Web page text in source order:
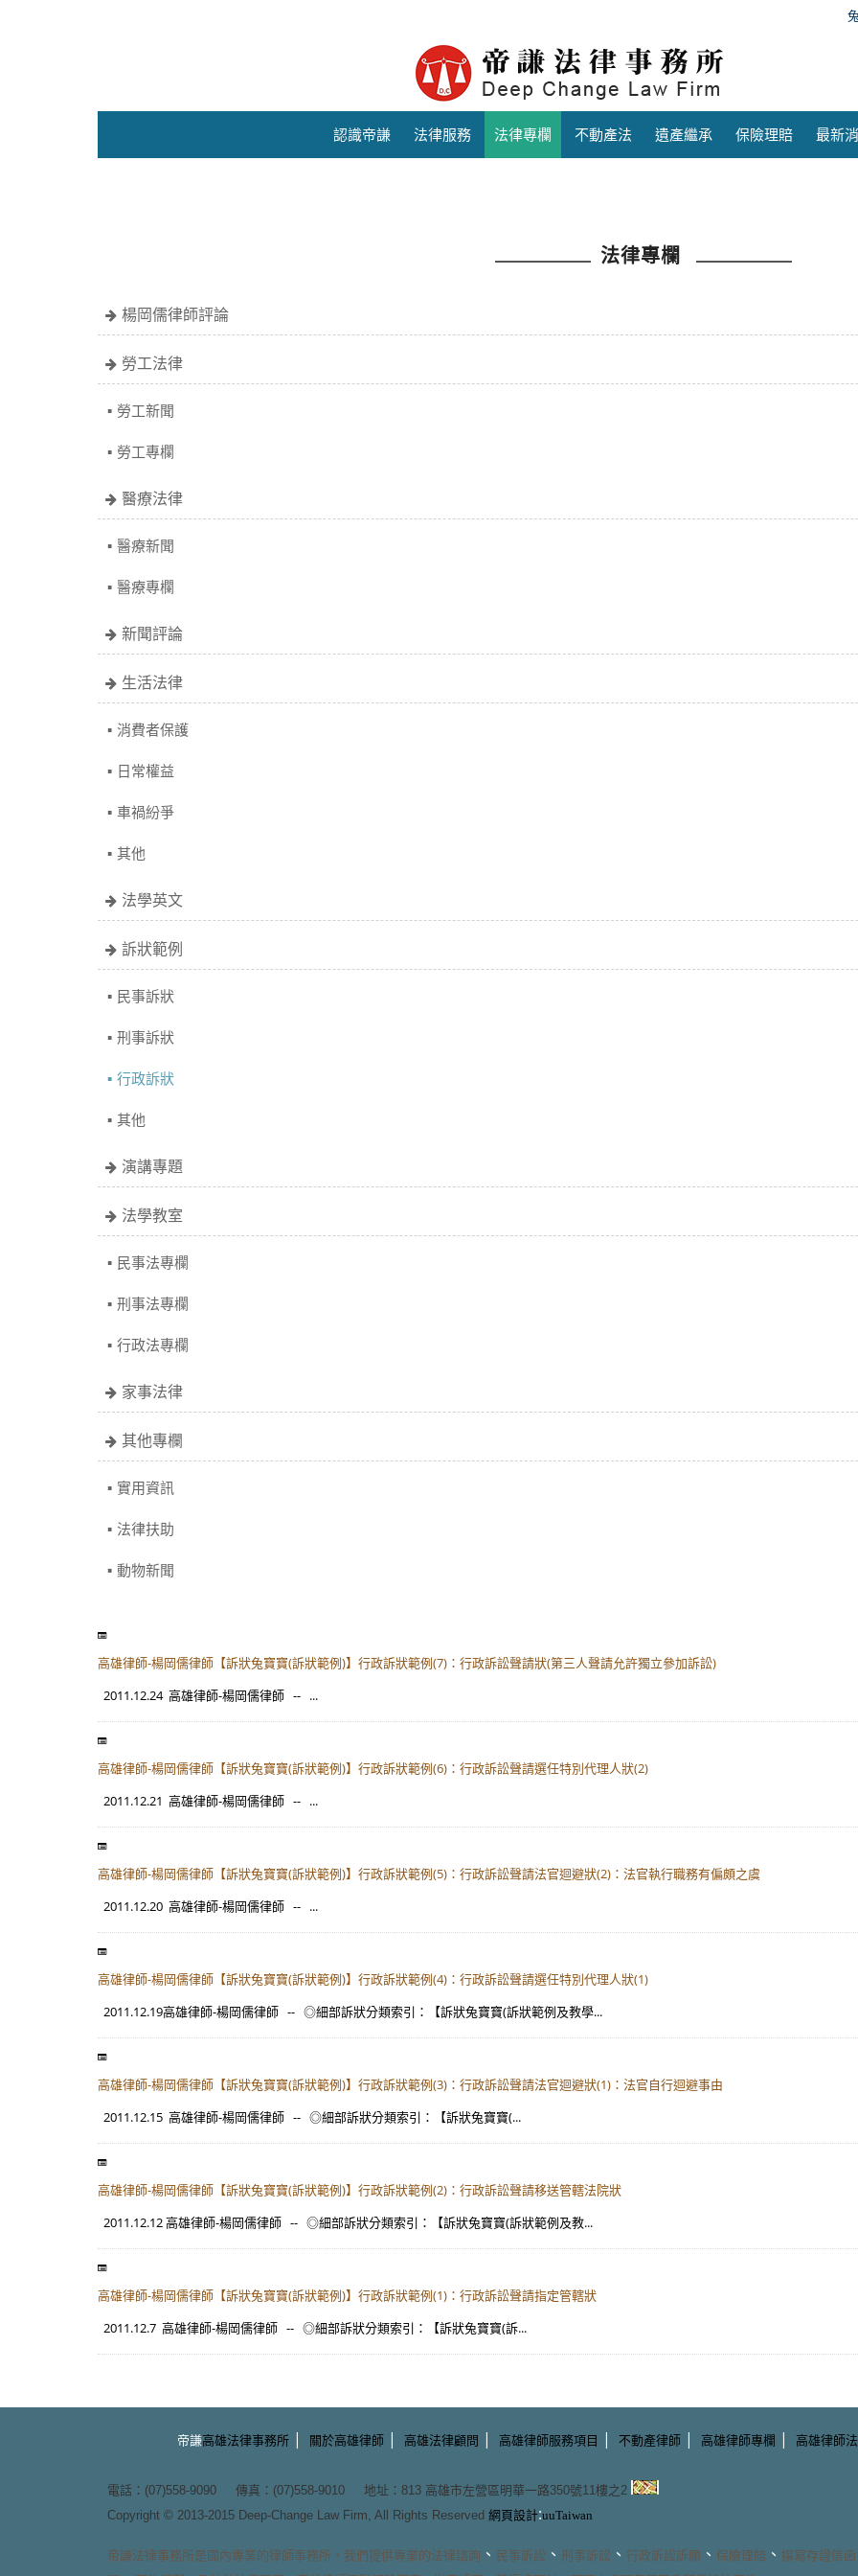
認識帝謙 法律服務 法律專欄 不動產法 遺產繼承 保險理賠 最新
法律專欄
楊岡儒律師評論
勞工法律
勞工新聞
勞工專欄
醫療法律
醫療新聞
醫療專欄
新聞評論
生活法律
消費者保護
日常權益
車禍紛爭
其他
法學英文
訴狀範例
民事訴狀
刑事訴狀
行政訴狀
其他
演講專題
法學教室
民事法專欄
刑事法專欄
行政法專欄
家事法律
其他專欄
實用資訊
法律扶助
動物新聞
高雄律師-楊岡儒律師【訴狀兔寶寶(訴狀範例)】行政訴狀範例(7)：行政訴訟聲請狀(第三人聲請允許獨立參加訴訟)
2011.12.24 高雄律師-楊岡儒律師 -- ...
高雄律師-楊岡儒律師【訴狀兔寶寶(訴狀範例)】行政訴狀範例(6)：行政訴訟聲請選任特別代理人狀(2)
2011.12.21 高雄律師-楊岡儒律師 -- ...
高雄律師-楊岡儒律師【訴狀兔寶寶(訴狀範例)】行政訴狀範例(5)：行政訴訟聲請法官迴避狀(2)：法官執行職務有偏頗之虞
2011.12.20 高雄律師-楊岡儒律師 -- ...
高雄律師-楊岡儒律師【訴狀兔寶寶(訴狀範例)】行政訴狀範例(4)：行政訴訟聲請選任特別代理人狀(1)
2011.12.19高雄律師-楊岡儒律師 -- ◎細部訴狀分類索引：【訴狀兔寶寶(訴狀範例及教學...
高雄律師-楊岡儒律師【訴狀兔寶寶(訴狀範例)】行政訴狀範例(3)：行政訴訟聲請法官迴避狀(1)：法官自行迴避事由
2011.12.15 高雄律師-楊岡儒律師 -- ◎細部訴狀分類索引：【訴狀兔寶寶(...
高雄律師-楊岡儒律師【訴狀兔寶寶(訴狀範例)】行政訴狀範例(2)：行政訴訟聲請移送管轄法院狀
2011.12.12 高雄律師-楊岡儒律師 -- ◎細部訴狀分類索引：【訴狀兔寶寶(訴狀範例及教...
高雄律師-楊岡儒律師【訴狀兔寶寶(訴狀範例)】行政訴狀範例(1)：行政訴訟聲請指定管轄狀
2011.12.7 高雄律師-楊岡儒律師 -- ◎細部訴狀分類索引：【訴狀兔寶寶(訴...
帝謙高雄法律事務所 | 關於高雄律師 | 高雄法律顧問 | 高雄律師服務項目 | 不動產律師 | 高雄律師專欄 | 高雄律師
電話：(07)558-9090 傳真：(07)558-9010 地址： 813 高雄市左營區明華一路350號11樓之2
Copyright © 2013-2015 Deep-Change Law Firm, All Rights Reserved 網頁設計:uuTaiwan
帝謙法律事務所是國內專業的律師事務所 ，我們提供專業的法律諮詢 、 民事訴訟 、 刑事訴訟 、 行政訴訟訴願 、 保險理賠 、 撰寫存證信函